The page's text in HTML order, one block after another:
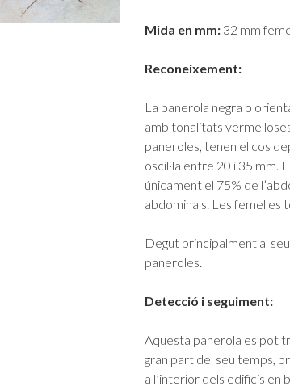
Mida en mm: 32 mm
Reconeixement:
La panerola negra o
amb tonalitats
paneroles, tenen el cos
oscil·la entre 20 i 35 mm.
únicament el 75% de
abdominals. Les femelles
Degut principalment al
paneroles.
Detecció i seguiment:
Aquesta panerola es pot
gran part del seu temps,
a l’interior dels edificis en